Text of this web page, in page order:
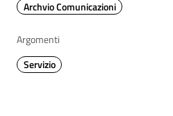
Archvio Comunicazioni
Argomenti
Servizio